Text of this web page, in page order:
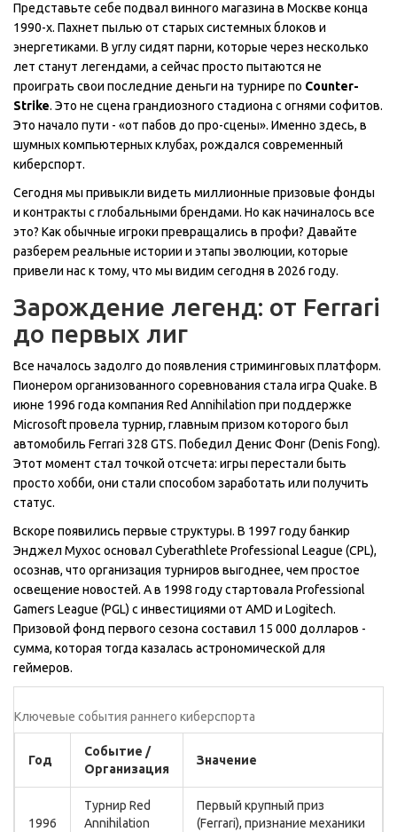
Представьте себе подвал винного магазина в Москве конца
1990-х. Пахнет пылью от старых системных блоков и
энергетиками. В углу сидят парни, которые через несколько
лет станут легендами, а сейчас просто пытаются не
проиграть свои последние деньги на турнире по Counter-
Strike. Это не сцена грандиозного стадиона с огнями софитов.
Это начало пути - «от пабов до про-сцены». Именно здесь, в
шумных компьютерных клубах, рождался современный
киберспорт.
Сегодня мы привыкли видеть миллионные призовые фонды
и контракты с глобальными брендами. Но как начиналось все
это? Как обычные игроки превращались в профи? Давайте
разберем реальные истории и этапы эволюции, которые
привели нас к тому, что мы видим сегодня в 2026 году.
Зарождение легенд: от Ferrari
до первых лиг
Все началось задолго до появления стриминговых платформ.
Пионером организованного соревнования стала игра Quake. В
июне 1996 года компания Red Annihilation при поддержке
Microsoft провела турнир, главным призом которого был
автомобиль Ferrari 328 GTS. Победил Денис Фонг (Denis Fong).
Этот момент стал точкой отсчета: игры перестали быть
просто хобби, они стали способом заработать или получить
статус.
Вскоре появились первые структуры. В 1997 году банкир
Энджел Мухос основал Cyberathlete Professional League (CPL),
осознав, что организация турниров выгоднее, чем простое
освещение новостей. А в 1998 году стартовала Professional
Gamers League (PGL) с инвестициями от AMD и Logitech.
Призовой фонд первого сезона составил 15 000 долларов -
сумма, которая тогда казалась астрономической для
геймеров.
Ключевые события раннего киберспорта
Год
Событие /
Организация
Значение
1996
Турнир Red
Annihilation
Первый крупный приз
(Ferrari), признание механики